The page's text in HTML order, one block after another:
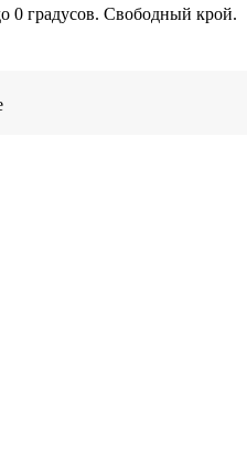
0 градусов. Свободный крой.